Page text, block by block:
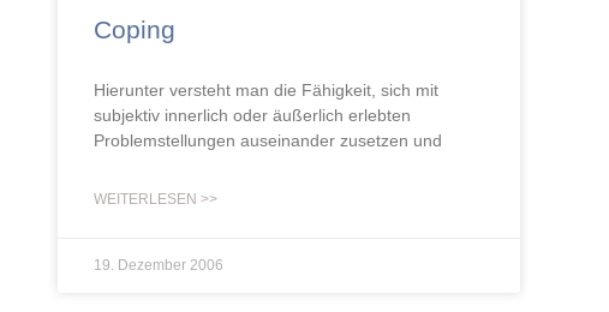
Coping
Hierunter versteht man die Fähigkeit, sich mit
subjektiv innerlich oder äußerlich erlebten
Problemstellungen auseinander zusetzen und
WEITERLESEN >>
19. Dezember 2006